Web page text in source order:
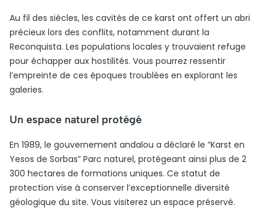
Au fil des siècles, les cavités de ce karst ont offert un abri
précieux lors des conflits, notamment durant la
Reconquista. Les populations locales y trouvaient refuge
pour échapper aux hostilités. Vous pourrez ressentir
l’empreinte de ces époques troublées en explorant les
galeries.
Un espace naturel protégé
En 1989, le gouvernement andalou a déclaré le “Karst en
Yesos de Sorbas” Parc naturel, protégeant ainsi plus de 2
300 hectares de formations uniques. Ce statut de
protection vise à conserver l’exceptionnelle diversité
géologique du site. Vous visiterez un espace préservé.